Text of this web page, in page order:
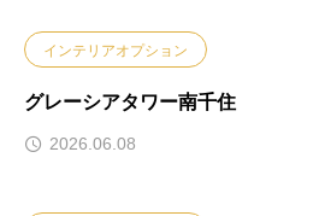
インテリアオプション
グレーシアタワー南千住
2026.06.08